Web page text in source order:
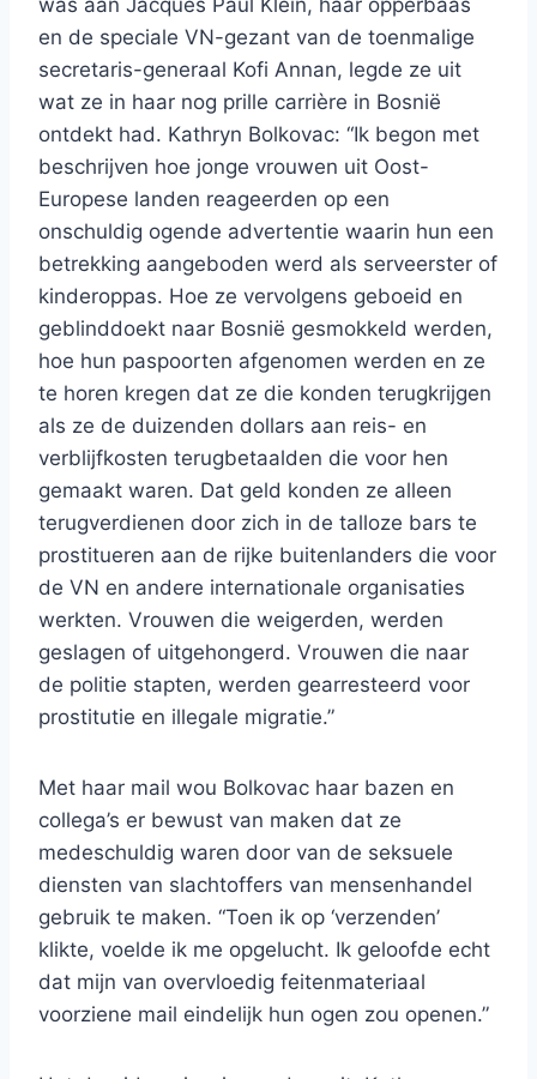
was aan Jacques Paul Klein, haar opperbaas
en de speciale VN-gezant van de toenmalige
secretaris-generaal Kofi Annan, legde ze uit
wat ze in haar nog prille carrière in Bosnië
ontdekt had. Kathryn Bolkovac: “Ik begon met
beschrijven hoe jonge vrouwen uit Oost-
Europese landen reageerden op een
onschuldig ogende advertentie waarin hun een
betrekking aangeboden werd als serveerster of
kinderoppas. Hoe ze vervolgens geboeid en
geblinddoekt naar Bosnië gesmokkeld werden,
hoe hun paspoorten afgenomen werden en ze
te horen kregen dat ze die konden terugkrijgen
als ze de duizenden dollars aan reis- en
verblijfkosten terugbetaalden die voor hen
gemaakt waren. Dat geld konden ze alleen
terugverdienen door zich in de talloze bars te
prostitueren aan de rijke buitenlanders die voor
de VN en andere internationale organisaties
werkten. Vrouwen die weigerden, werden
geslagen of uitgehongerd. Vrouwen die naar
de politie stapten, werden gearresteerd voor
prostitutie en illegale migratie.”
Met haar mail wou Bolkovac haar bazen en
collega’s er bewust van maken dat ze
medeschuldig waren door van de seksuele
diensten van slachtoffers van mensenhandel
gebruik te maken. “Toen ik op ‘verzenden’
klikte, voelde ik me opgelucht. Ik geloofde echt
dat mijn van overvloedig feitenmateriaal
voorziene mail eindelijk hun ogen zou openen.”